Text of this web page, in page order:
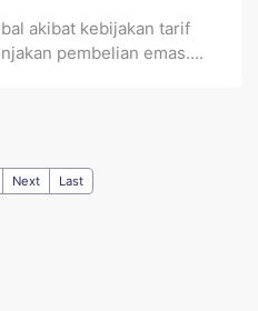
akibat kebijakan tarif
pembelian emas....
Next Last